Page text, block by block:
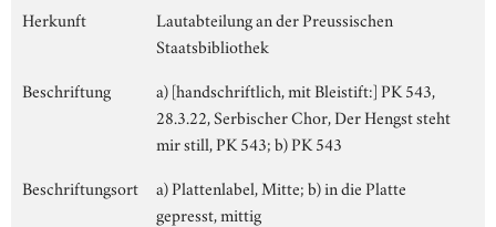
Herkunft
Lautabteilung an der Preussischen
Staatsbibliothek
Beschriftung
a) [handschriftlich, mit Bleistift:] PK 543,
28.3.22, Serbischer Chor, Der Hengst steht
mir still, PK 543; b) PK 543
Beschriftungsort
a) Plattenlabel, Mitte; b) in die Platte
gepresst, mittig